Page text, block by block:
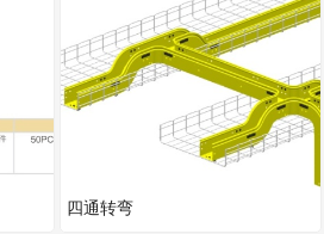
四通转弯